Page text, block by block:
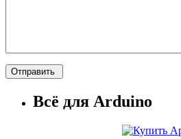
Всё для Arduino